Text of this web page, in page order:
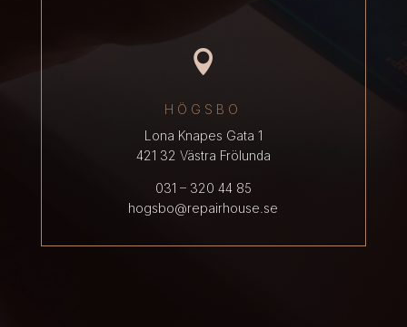

HÖGSBO
Lona Knapes Gata 1
421 32 Västra Frölunda
031 – 320 44 85
hogsbo@repairhouse.se